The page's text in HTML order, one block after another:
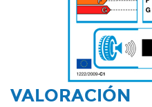
VALORACIÓN